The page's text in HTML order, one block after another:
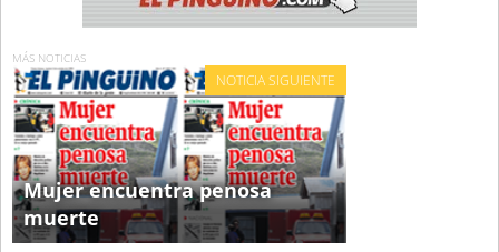
MÁS NOTICIAS
NOTICIA SIGUIENTE
Mujer encuentra penosa
muerte